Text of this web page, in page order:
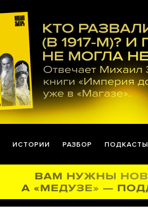
ИСТОРИИ РАЗБОР ПОДКАСТЫ